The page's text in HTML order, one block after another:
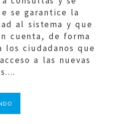
se garantice la
al sistema y que
cuenta, de forma
los ciudadanos que
a las nuevas